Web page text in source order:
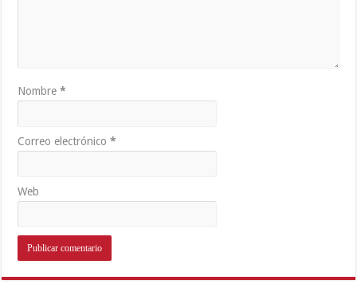
Nombre*
Correo electrónico*
Web